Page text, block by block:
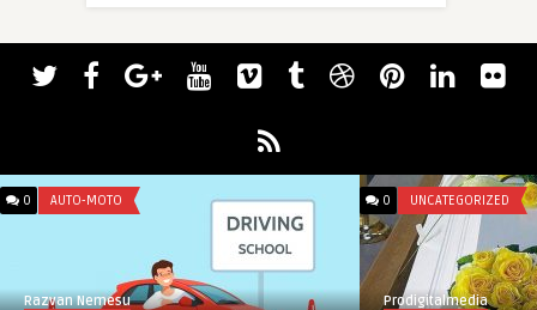
0 AUTO-MOTO
Razvan Nemesu
0 UNCATEGORIZED
Prodigitalmedia